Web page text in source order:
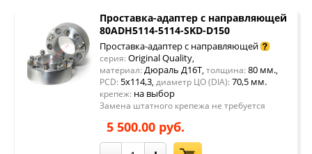
Проставка-адаптер с направляющей
80ADH5114-5114-SKD-D150
Проставка-адаптер с направляющей
серия: Original Quality,
материал: Дюраль Д16Т, толщина: 80 мм.,
PCD: 5x114,3, диаметр ЦО (DIA): 70,5 мм.
крепеж: на выбор
Замена штатного крепежа не требуется
5 500.00 руб.